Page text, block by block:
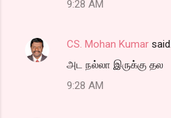
9:28 AM
CS. Mohan Kumar said…
அட நல்லா இருக்கு தல
9:28 AM